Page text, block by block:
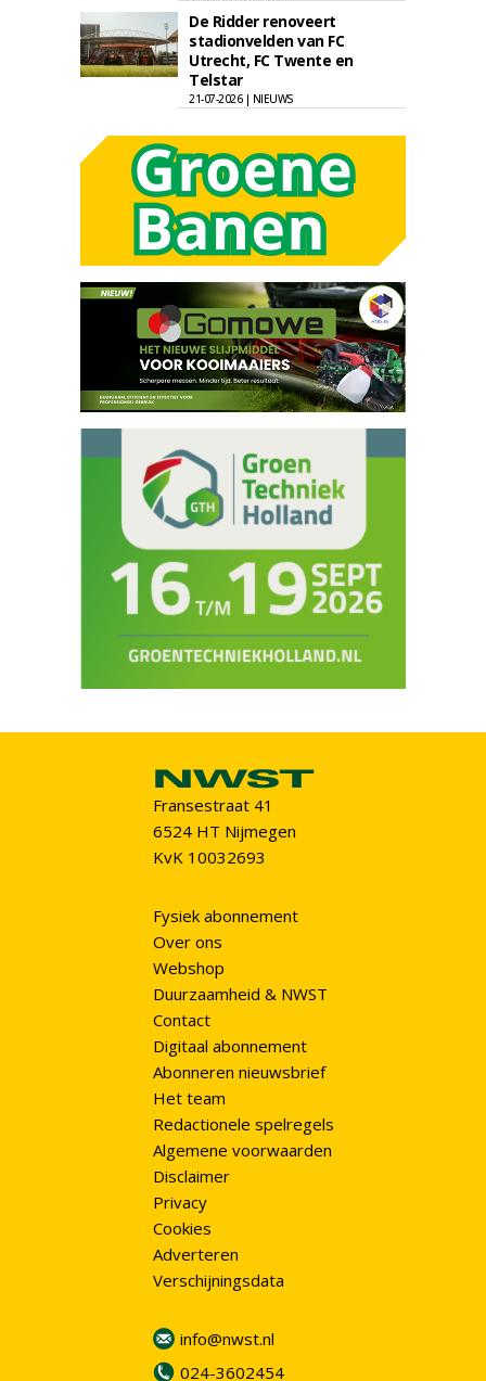
De Ridder renoveert
stadionvelden van FC
Utrecht, FC Twente en
Telstar
21-07-2026 | NIEUWS
Fransestraat 41
6524 HT Nijmegen
KvK 10032693
Fysiek abonnement
Over ons
Webshop
Duurzaamheid & NWST
Contact
Digitaal abonnement
Abonneren nieuwsbrief
Het team
Redactionele spelregels
Algemene voorwaarden
Disclaimer
Privacy
Cookies
Adverteren
Verschijningsdata
info@nwst.nl
024-3602454